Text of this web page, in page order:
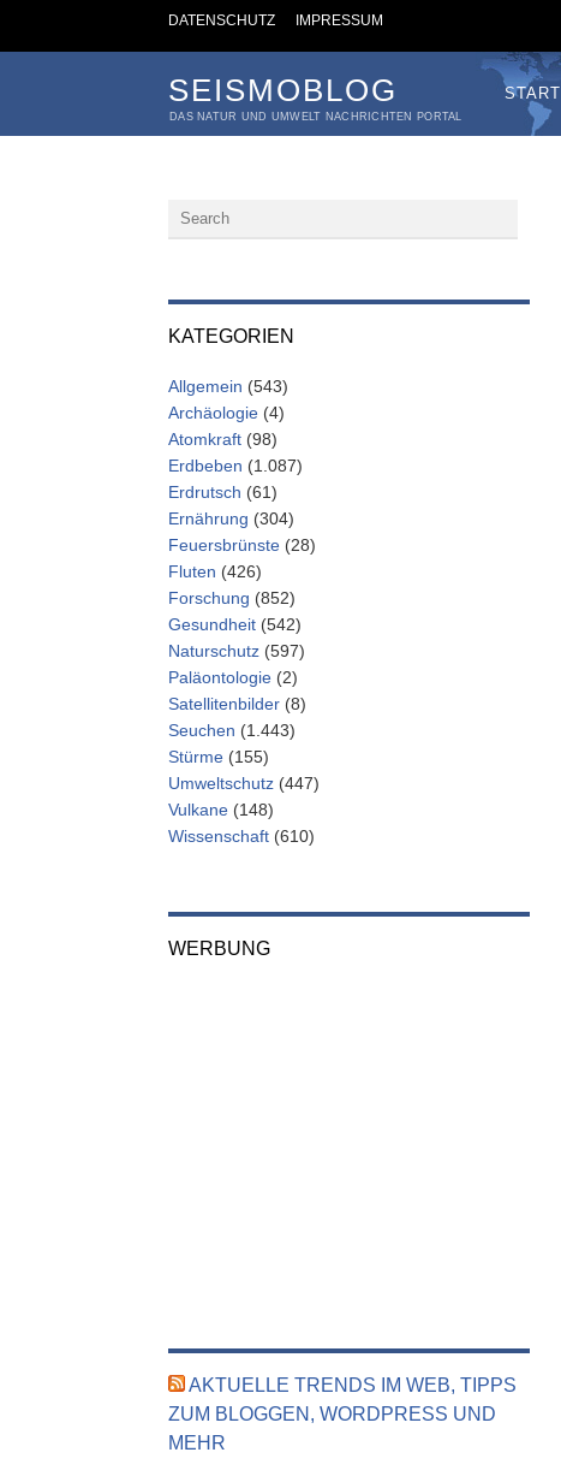
DATENSCHUTZ IMPRESSUM
SEISMOBLOG
DAS NATUR UND UMWELT NACHRICHTEN PORTAL
START
KATEGORIEN
Allgemein (543)
Archäologie (4)
Atomkraft (98)
Erdbeben (1.087)
Erdrutsch (61)
Ernährung (304)
Feuersbrünste (28)
Fluten (426)
Forschung (852)
Gesundheit (542)
Naturschutz (597)
Paläontologie (2)
Satellitenbilder (8)
Seuchen (1.443)
Stürme (155)
Umweltschutz (447)
Vulkane (148)
Wissenschaft (610)
WERBUNG
AKTUELLE TRENDS IM WEB, TIPPS
ZUM BLOGGEN, WORDPRESS UND
MEHR